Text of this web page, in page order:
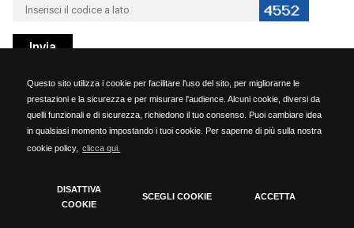
Questo sito utilizza i cookie per facilitare l'uso del sito, per migliorarne le
prestazioni e la sicurezza e per misurare l'audience. Alcuni cookie, diversi da
quelli funzionali e di sicurezza, richiedono il tuo consenso. Puoi cambiare idea
in qualsiasi momento impostando i tuoi cookie. Per saperne di più sulla nostra
cookie policy,
clicca qui.
DISATTIVA
COOKIE
SCEGLI COOKIE ACCETTA